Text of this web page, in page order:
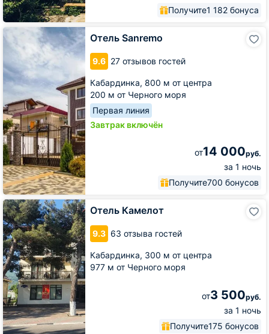
Получите1 182 бонуса
Отель Sanremo
9.6 27 отзывов гостей
Кабардинка, 800 м от центра
200 м от Черного моря
Первая линия
Завтрак включён
от14 000руб.
за 1 ночь
Получите700 бонусов
Отель
Sanremo
Отель Камелот
9.3 63 отзыва гостей
Кабардинка, 300 м от центра
977 м от Черного моря
от3 500руб.
за 1 ночь
Получите175 бонусов
Отель
Камелот